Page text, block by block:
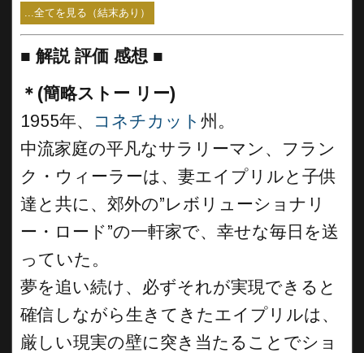
...全てを見る（結末あり）
■ 解説 評価 感想 ■
＊(簡略ストー リー)
1955年、
コネチカット 州。
中流家庭の平凡なサラリーマン、フラン
ク・ウィーラーは、妻エイプリルと子供
達と共に、郊外の”レボリューショナリ
ー・ロード”の一軒家で、幸せな毎日を送
っていた。
夢を追い続け、必ずそれが実現できると
確信しながら生きてきたエイプリルは、
厳しい現実の壁に突き当たることでショ